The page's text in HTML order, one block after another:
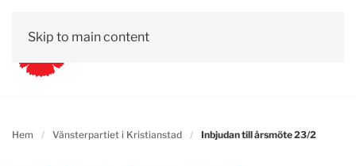
Skip to main content
Hem Vänsterpartiet i Kristianstad Inbjudan till årsmöte 23/2